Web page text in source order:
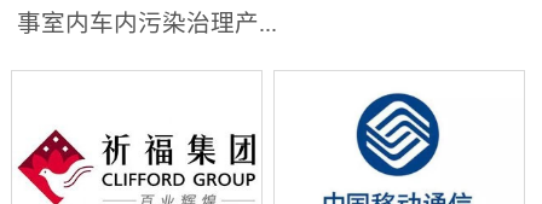
事室内车内污染治理产...